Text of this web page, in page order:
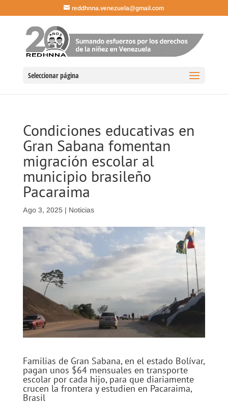
reddhnna.venezuela@gmail.com
Seleccionar página
Condiciones educativas en
Gran Sabana fomentan
migración escolar al
municipio brasileño
Pacaraima
Ago 3, 2025| Noticias
Familias de Gran Sabana, en el estado Bolívar,
pagan unos $64 mensuales en transporte
escolar por cada hijo, para que diariamente
crucen la frontera y estudien en Pacaraima,
Brasil